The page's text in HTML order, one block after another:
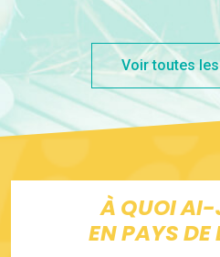
Voir toutes
À QUOI AI-
EN PAYS DE